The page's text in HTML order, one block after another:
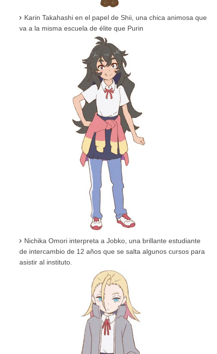
Karin Takahashi en el papel de Shii, una chica animosa que
va a la misma escuela de élite que Purin
Nichika Omori interpreta a Jobko, una brillante estudiante
de intercambio de 12 años que se salta algunos cursos para
asistir al instituto.